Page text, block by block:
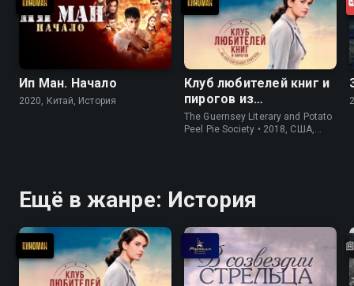
Ип Ман. Начало
2020, Китай, История
Клуб любителей книг и
пирогов из
картофельных
очистков
The Guernsey Literary and Potato
Peel Pie Society • 2018, США,
Ещё в жанре: История